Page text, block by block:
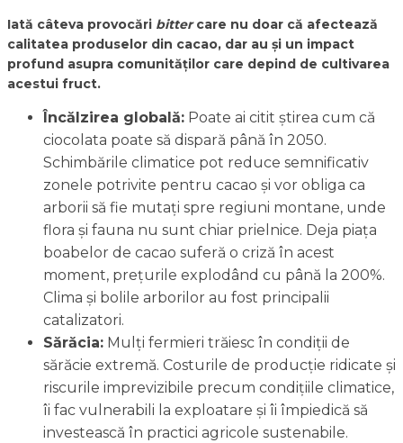
Iată câteva provocări bittercare nu doar că afectează
calitatea produselor din cacao, dar au și un impact
profund asupra comunităților care depind de cultivarea
acestui fruct.
Încălzirea globală: Poate ai citit știrea cum că
ciocolata poate să dispară până în 2050.
Schimbările climatice pot reduce semnificativ
zonele potrivite pentru cacao și vor obliga ca
arborii să fie mutați spre regiuni montane, unde
flora și fauna nu sunt chiar prielnice. Deja piața
boabelor de cacao suferă o criză în acest
moment, prețurile explodând cu până la 200%.
Clima și bolile arborilor au fost principalii
catalizatori.
Sărăcia: Mulți fermieri trăiesc în condiții de
sărăcie extremă. Costurile de producție ridicate și
riscurile imprevizibile precum condițiile climatice,
îi fac vulnerabili la exploatare și îi împiedică să
investească în practici agricole sustenabile.